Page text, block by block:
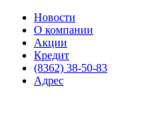
Новости
О компании
Акции
Кредит
(8362) 38-50-83
Адрес